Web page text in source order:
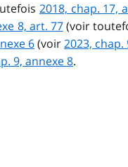
2018, chap. 17,
8, art. 77(voir
6(voir2023, chap.
9, annexe 8.